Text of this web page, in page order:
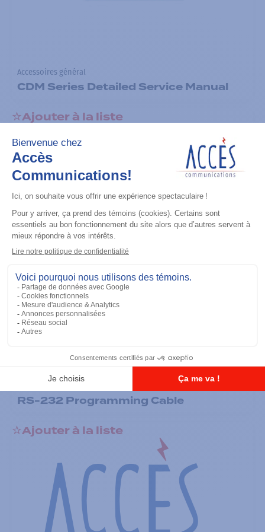
Accessoires général
CDM Series Detailed Service Manual
Ajouter à la liste
RS-232 Programming Cable
Ajouter à la liste